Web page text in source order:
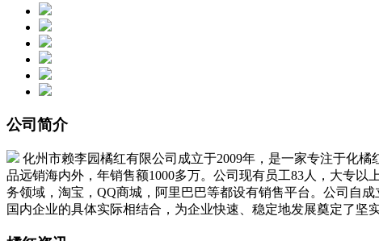
公司简介
化州市赖李园橘红有限公司成立于2009年，是一家专注于化
品远销海内外，年销售额1000多万。公司现有员工83人，大专
务领域，淘宝，QQ商城，阿里巴巴等都设有销售平台。公司自
国内企业的具体实际相结合，为企业快速、稳定地发展奠定了坚实